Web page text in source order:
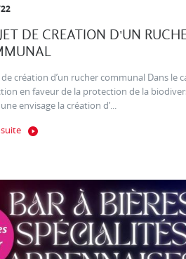
DE CREATION D'UN
création d’un rucher communal Dans le
en faveur de la protection de la
envisage la création d’...
suite